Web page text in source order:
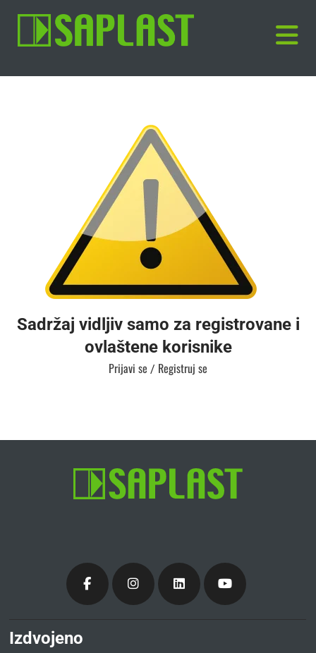
Sadržaj vidljiv samo za registrovane i
ovlaštene korisnike
Prijavi se / Registruj se
Izdvojeno